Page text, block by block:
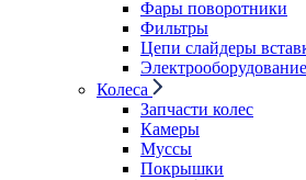
Фары поворотники
Фильтры
Цепи слайдеры
Электрооборудование
Колеса
Запчасти колес
Камеры
Муссы
Покрышки